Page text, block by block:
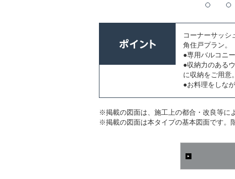
コーナーサッシ
角住戸プラン。
●専用バルコニ
●収納力のある
に収納をご用意。
●お料理をしな
※掲載の図面は、施工上の都合・改良等に
※掲載の図面は本タイプの基本図面です。